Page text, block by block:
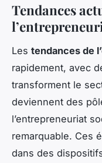
Tendances
Les tendances de
rapidement, avec
transforment le
deviennent des
l’entrepreneuriat
remarquable. Ces
dans des